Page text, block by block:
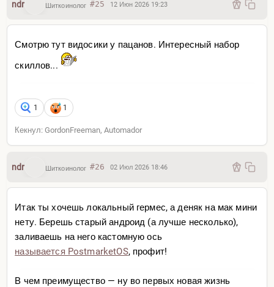
ndr Шиткоинолог #25 12 Июн 2026 19:23
Смотрю тут видосики у пацанов. Интересный набор
скиллов...
1 1
Кекнул: GordonFreeman, Automador
ndr Шиткоинолог #26 02 Июл 2026 18:46
Итак ты хочешь локальный гермес, а деняк на мак мини
нету. Берешь старый андроид (а лучше несколько),
заливаешь на него кастомную ось
называется PostmarketOS, профит!
В чем преимущество — ну во первых новая жизнь